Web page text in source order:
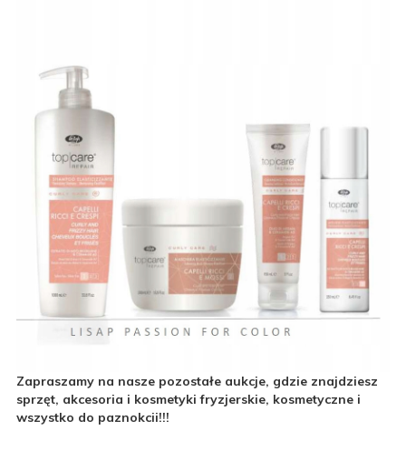
Zapraszamy na nasze pozostałe aukcje, gdzie znajdziesz
sprzęt, akcesoria i kosmetyki fryzjerskie, kosmetyczne i
wszystko do paznokcii!!!